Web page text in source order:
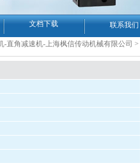
文档下载 联系我们
直角减速机-上海枫信传动机械有限公司 >